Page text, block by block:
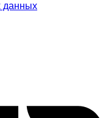
данных